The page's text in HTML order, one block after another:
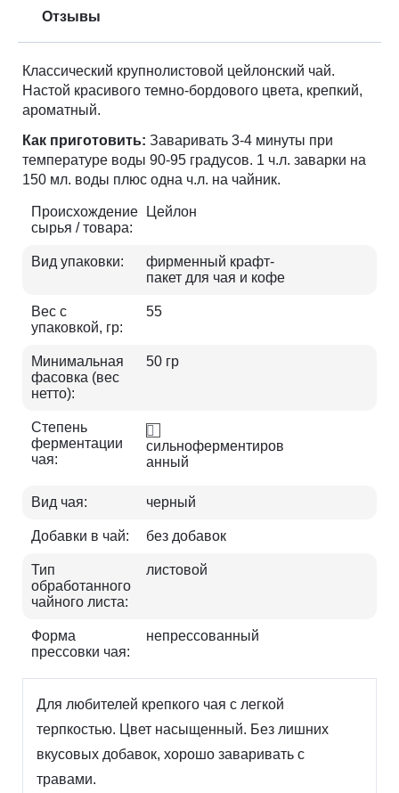
Отзывы
Классический крупнолистовой цейлонский чай.
Настой красивого темно-бордового цвета, крепкий,
ароматный.
Как приготовить: Заваривать 3-4 минуты при
температуре воды 90-95 градусов. 1 ч.л. заварки на
150 мл. воды плюс одна ч.л. на чайник.
Происхождение
сырья / товара:
Цейлон
Вид упаковки:
фирменный крафт-
пакет для чая и кофе
Вес с
упаковкой, гр:
55
Минимальная
фасовка (вес
нетто):
50 гр
Степень
ферментации
чая:
сильноферментиров
анный
Вид чая: черный
Добавки в чай: без добавок
Тип
обработанного
чайного листа:
листовой
Форма
прессовки чая:
непрессованный
Для любителей крепкого чая с легкой
терпкостью. Цвет насыщенный. Без лишних
вкусовых добавок, хорошо заваривать с
травами.